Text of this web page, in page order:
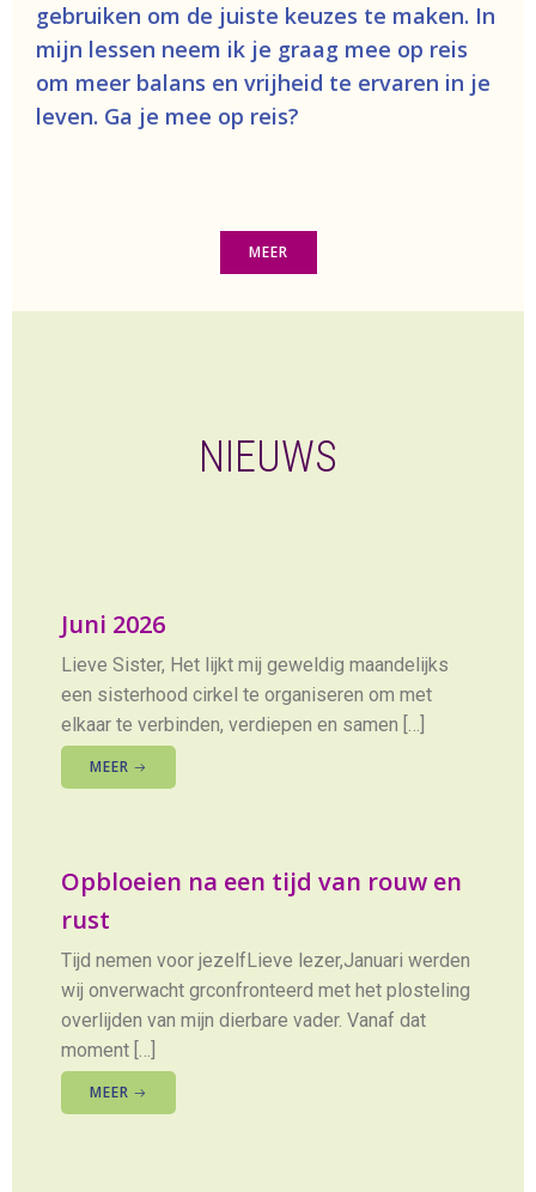
gebruiken om de juiste keuzes te maken. In
mijn lessen neem ik je graag mee op reis
om meer balans en vrijheid te ervaren in je
leven. Ga je mee op reis?
MEER
NIEUWS
Juni 2026
Lieve Sister, Het lijkt mij geweldig maandelijks
een sisterhood cirkel te organiseren om met
elkaar te verbinden, verdiepen en samen […]
MEER
Opbloeien na een tijd van rouw en
rust
Tijd nemen voor jezelfLieve lezer,Januari werden
wij onverwacht grconfronteerd met het plosteling
overlijden van mijn dierbare vader. Vanaf dat
moment […]
MEER